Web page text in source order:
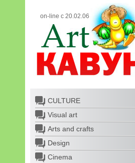
on-line с 20.02.06
CULTURE
Visual art
Arts and crafts
Design
Cinema